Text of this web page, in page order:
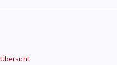
Übersicht